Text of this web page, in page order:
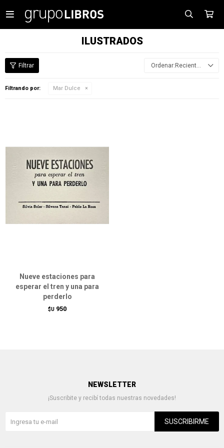

ILUSTRADOS
Recientes
Filtrando por: Mar Dulce
Nueve estaciones para
esperar el tren y una para
perderlo
$U 950
NEWSLETTER
¡Suscribite y recibí todas nuestras novedades!
SUSCRIBIRME